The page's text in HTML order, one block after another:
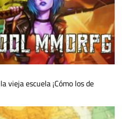
vieja escuela ¡Cómo los de